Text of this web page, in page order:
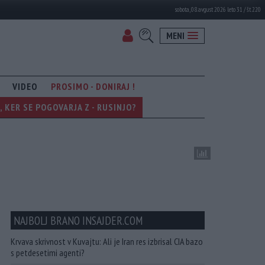
sobota, 08. avgust 2026 leto 31 / št. 220
MENI
VIDEO
PROSIMO - DONIRAJ !
SE POGOVARJA Z - RUSINJO?
NAJBOLJ BRANO INSAJDER.COM
Krvava skrivnost v Kuvajtu: Ali je Iran res izbrisal CIA bazo
s petdesetimi agenti?